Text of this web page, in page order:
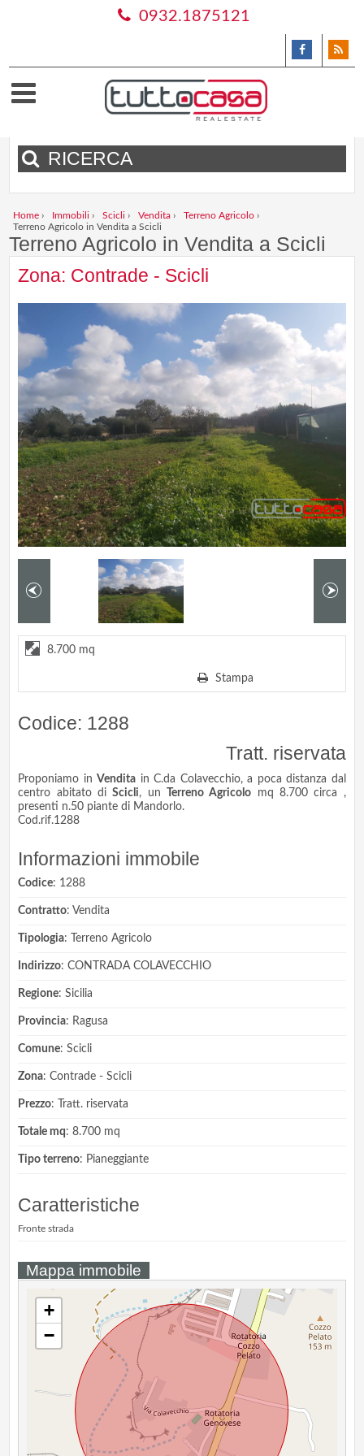
0932.1875121
RICERCA
Home › Immobili › Scicli › Vendita › Terreno Agricolo ›
Terreno Agricolo in Vendita a Scicli
Terreno Agricolo in Vendita a Scicli
Zona: Contrade - Scicli
8.700 mq
Stampa
Codice: 1288
Tratt. riservata
Proponiamo inVendita in C.da Colavecchio, a poca distanza dal
centro abitato diScicli, un Terreno Agricolo mq 8.700 circa ,
presenti n.50 piante di Mandorlo.
Cod.rif.1288
Informazioni immobile
Codice: 1288
Contratto: Vendita
Tipologia: Terreno Agricolo
Indirizzo: CONTRADA COLAVECCHIO
Regione: Sicilia
Provincia: Ragusa
Comune: Scicli
Zona: Contrade - Scicli
Prezzo: Tratt. riservata
Totale mq: 8.700 mq
Tipo terreno: Pianeggiante
Caratteristiche
Fronte strada
Mappa immobile
+
−